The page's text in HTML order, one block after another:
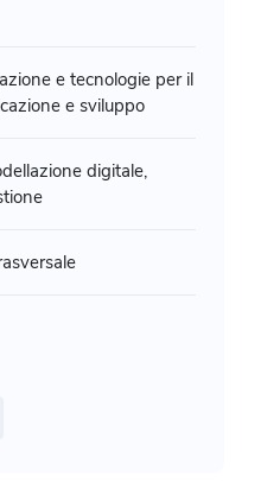
e tecnologie per il
e sviluppo
digitale,